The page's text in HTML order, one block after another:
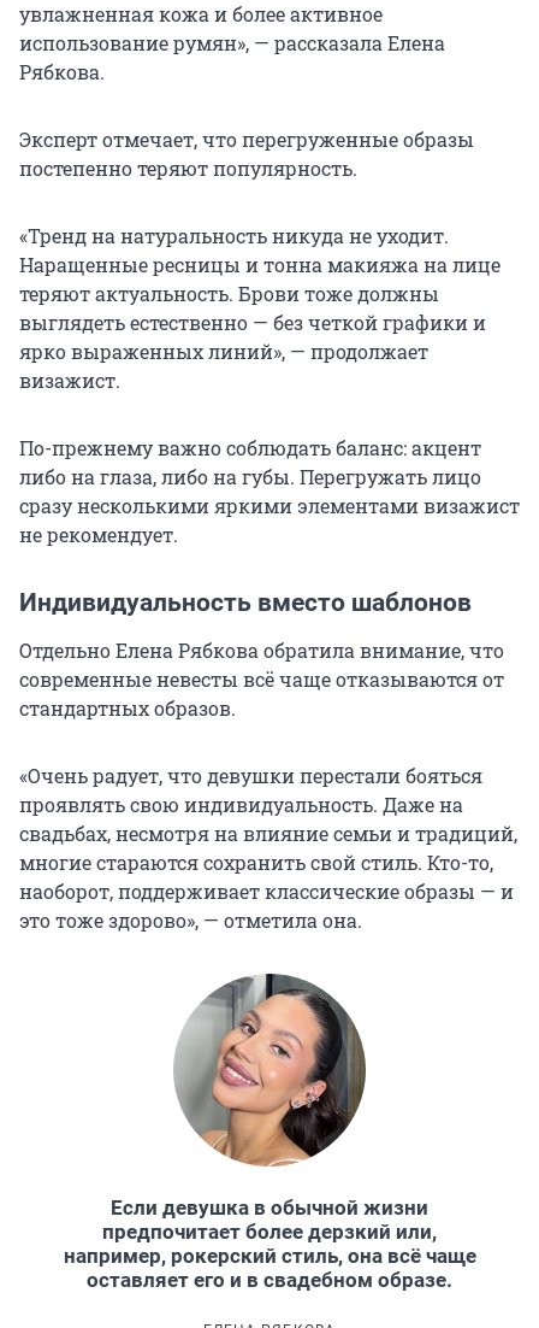
увлажненная кожа и более активное
использование румян», — рассказала Елена
Рябкова.
Эксперт отмечает, что перегруженные образы
постепенно теряют популярность.
«Тренд на натуральность никуда не уходит.
Наращенные ресницы и тонна макияжа на лице
теряют актуальность. Брови тоже должны
выглядеть естественно — без четкой графики и
ярко выраженных линий», — продолжает
визажист.
По-прежнему важно соблюдать баланс: акцент
либо на глаза, либо на губы. Перегружать лицо
сразу несколькими яркими элементами визажист
не рекомендует.
Индивидуальность вместо шаблонов
Отдельно Елена Рябкова обратила внимание, что
современные невесты всё чаще отказываются от
стандартных образов.
«Очень радует, что девушки перестали бояться
проявлять свою индивидуальность. Даже на
свадьбах, несмотря на влияние семьи и традиций,
многие стараются сохранить свой стиль. Кто-то,
наоборот, поддерживает классические образы — и
это тоже здорово», — отметила она.
Если девушка в обычной жизни
предпочитает более дерзкий или,
например, рокерский стиль, она всё чаще
оставляет его и в свадебном образе.